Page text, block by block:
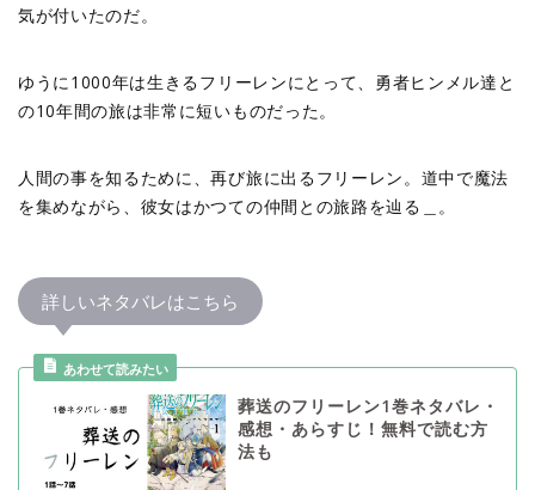
気が付いたのだ。
ゆうに1000年は生きるフリーレンにとって、勇者ヒンメル達と
の10年間の旅は非常に短いものだった。
人間の事を知るために、再び旅に出るフリーレン。道中で魔法
を集めながら、彼女はかつての仲間との旅路を辿る＿。
詳しいネタバレはこちら
葬送のフリーレン1巻ネタバレ・
感想・あらすじ！無料で読む方
法も